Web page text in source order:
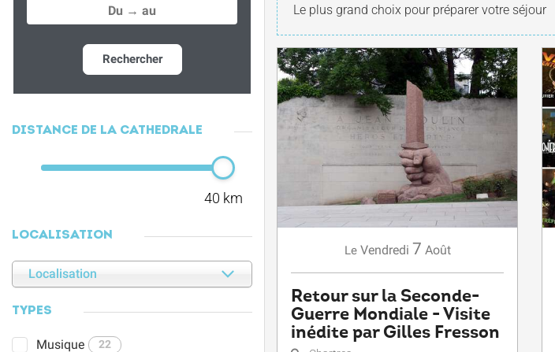
Rechercher
DISTANCE DE LA CATHÉDRALE
40 km
LOCALISATION
Localisation
TYPES
Musique 22
Le plus grand choix pour préparer votre séjour
Le Vendredi 7 Août
Retour sur la Seconde-
Guerre Mondiale - Visite
inédite par Gilles Fresson